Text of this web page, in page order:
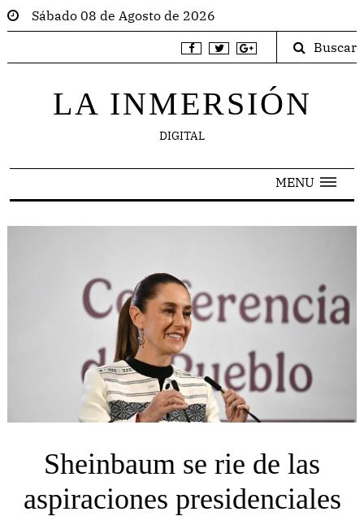
Sábado 08 de Agosto de 2026
Buscar
LA INMERSIÓN
DIGITAL
MENU
Sheinbaum se rie de las
aspiraciones presidenciales